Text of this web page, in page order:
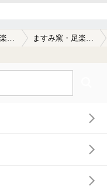
ますみ窯・足楽の湯(閉館しました) ますみ窯・足楽の湯(閉館しました)の口コミ一覧